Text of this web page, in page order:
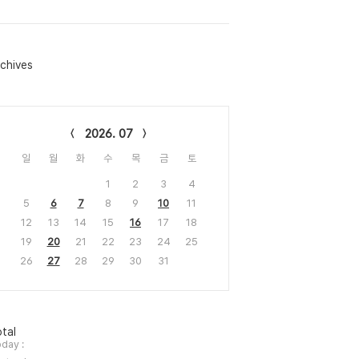
2026. 07
일 월 화 수 목 금 토
1 2 3
4
5
6 7 8 9 10
11
12
13 14 15 16 17
18
19
20 21 22 23 24
25
26
27 28 29 30 31
: